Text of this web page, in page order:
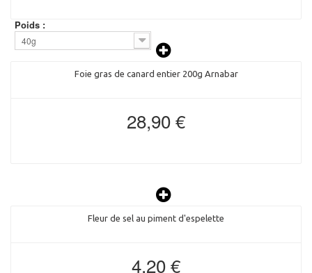
Poids :
40g
Foie gras de canard entier 200g Arnabar
28,90 €
Fleur de sel au piment d'espelette
4,20 €